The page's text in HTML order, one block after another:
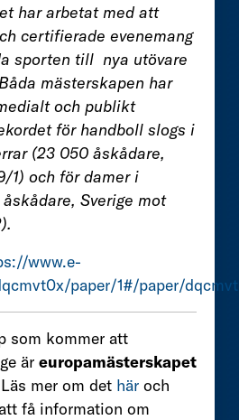
har arbetat med att
certifierade evenemang
sporten till nya utövare
mästerskapen har
och publikt
för handboll slogs i
(23 050 åskådare,
1) och för damer i
åskådare, Sverige mot
www.e-
paper/1#/paper/
som kommer att
är europamästerskapet
mer om det här och
få information om